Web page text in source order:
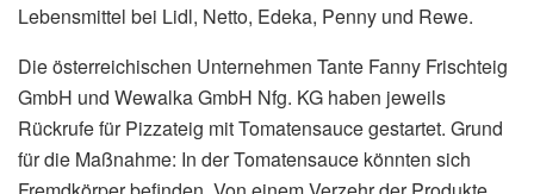
Lebensmittel bei Lidl, Netto, Edeka, Penny und Rewe.
Die österreichischen Unternehmen Tante Fanny Frischteig
GmbH und Wewalka GmbH Nfg. KG haben jeweils
Rückrufe für Pizzateig mit Tomatensauce gestartet. Grund
für die Maßnahme: In der Tomatensauce könnten sich